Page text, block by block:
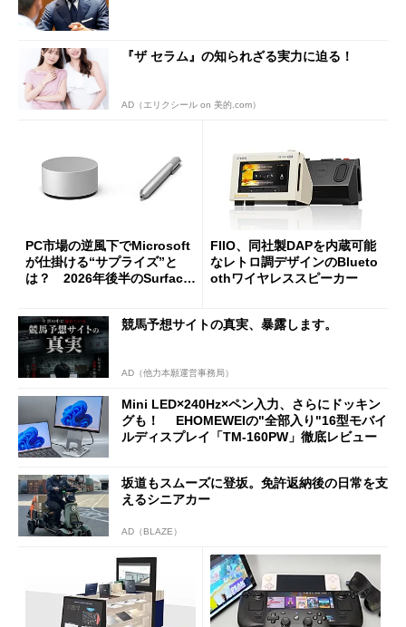
『ザ セラム』の知られざる実力に迫る！
AD（エリクシール on 美的.com）
PC市場の逆風下でMicrosoft
が仕掛ける“サプライズ”と
は？ 2026年後半のSurface
FIIO、同社製DAPを内蔵可能
なレトロ調デザインのBlueto
othワイヤレススピーカー
競馬予想サイトの真実、暴露します。
AD（他力本願運営事務局）
Mini LED×240Hz×ペン入力、さらにドッキン
グも！ EHOMEWEIの"全部入り"16型モバイ
ルディスプレイ「TM-160PW」徹底レビュー
坂道もスムーズに登坂。免許返納後の日常を支
えるシニアカー
AD（BLAZE）